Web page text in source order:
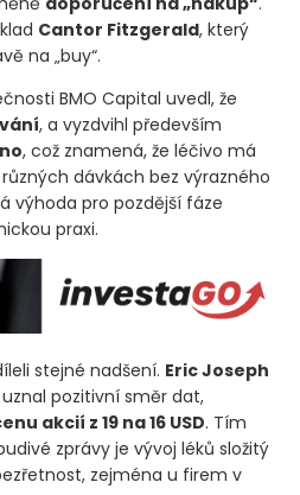
Cantor Fitzgerald, který
na „buy“.
BMO Capital uvedl, že
, a vyzdvihl především
, což znamená, že léčivo má
dávkách bez výrazného
výhoda pro pozdější fáze
praxi.
stejné nadšení. Eric Joseph
pozitivní směr dat,
akcií z 19 na 16 USD. Tím
zprávy je vývoj léků složitý
zejména u firem v